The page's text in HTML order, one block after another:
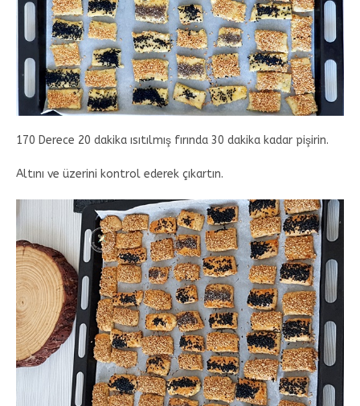
170 Derece 20 dakika ısıtılmış fırında 30 dakika kadar pişirin.
Altını ve üzerini kontrol ederek çıkartın.